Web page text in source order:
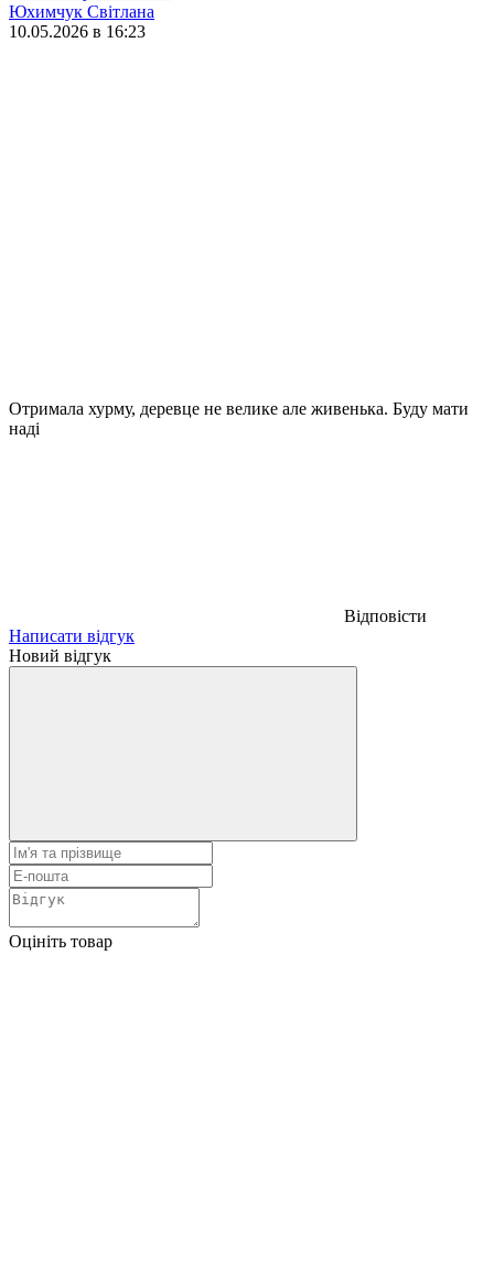
Юхимчук Світлана
10.05.2026 в 16:23
Отримала хурму, деревце не велике але живенька. Буду мати
наді
Відповісти
Написати відгук
Новий відгук
Оцініть товар